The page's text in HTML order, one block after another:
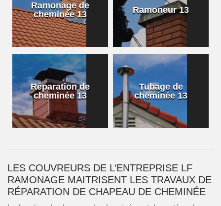
Ramonage de
cheminée 13
Ramoneur 13
Réparation de
cheminée 13
Tubage de
cheminée 13
LES COUVREURS DE L’ENTREPRISE LF
RAMONAGE MAITRISENT LES TRAVAUX DE
RÉPARATION DE CHAPEAU DE CHEMINÉE